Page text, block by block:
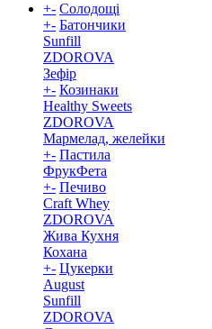
+- Солодощі
+- Батончики
Sunfill
ZDOROVA
Зефір
+- Козинаки
Healthy Sweets
ZDOROVA
Мармелад, желейки
+- Пастила
ФрукФета
+- Печиво
Craft Whey
ZDOROVA
Жива Кухня
Кохана
+- Цукерки
August
Sunfill
ZDOROVA